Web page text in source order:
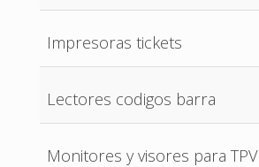
Impresoras tickets
Lectores codigos barra
Monitores y visores para TPV